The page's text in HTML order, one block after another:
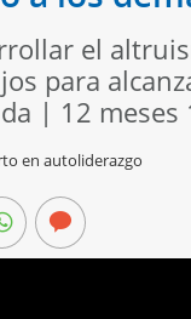
el
para
| 12 meses
en autoliderazgo